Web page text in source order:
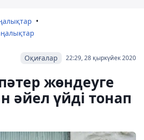
22:29, 28 қыркүйек 2020
Оқиғалар
жөндеуге
әйел үйді тонап